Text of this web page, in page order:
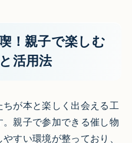
！親子で楽しむ
活用法
が本と楽しく出会える工
親子で参加できる催し物
すい環境が整っており、